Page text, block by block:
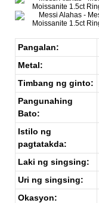
Pangalan:
Metal:
Timbang ng ginto:
Pangunahing
Bato:
Istilo ng
pagtatakda:
Laki ng singsing:
Uri ng singsing:
Okasyon: